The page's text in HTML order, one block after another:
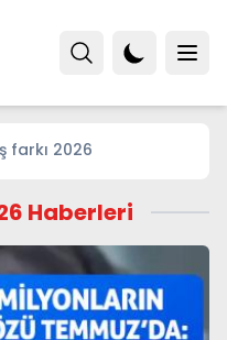
farkı 2026
Haberleri